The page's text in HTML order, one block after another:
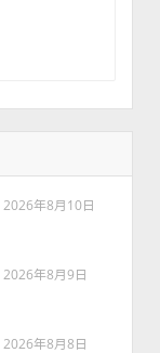
2026年8月10日
2026年8月9日
2026年8月8日